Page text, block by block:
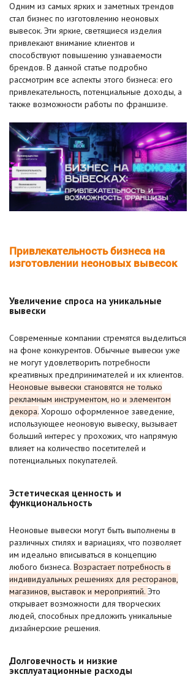
Одним из самых ярких и заметных трендов
стал бизнес по изготовлению неоновых
вывесок. Эти яркие, светящиеся изделия
привлекают внимание клиентов и
способствуют повышению узнаваемости
брендов. В данной статье подробно
рассмотрим все аспекты этого бизнеса: его
привлекательность, потенциальные доходы, а
также возможности работы по франшизе.
Привлекательность бизнеса на
изготовлении неоновых вывесок
Увеличение спроса на уникальные
вывески
Современные компании стремятся выделиться
на фоне конкурентов. Обычные вывески уже
не могут удовлетворить потребности
креативных предпринимателей и их клиентов.
Неоновые вывески становятся не только
рекламным инструментом, но и элементом
декора. Хорошо оформленное заведение,
использующее неоновую вывеску, вызывает
больший интерес у прохожих, что напрямую
влияет на количество посетителей и
потенциальных покупателей.
Эстетическая ценность и
функциональность
Неоновые вывески могут быть выполнены в
различных стилях и вариациях, что позволяет
им идеально вписываться в концепцию
любого бизнеса. Возрастает потребность в
индивидуальных решениях для ресторанов,
магазинов, выставок и мероприятий. Это
открывает возможности для творческих
людей, способных предложить уникальные
дизайнерские решения.
Долговечность и низкие
эксплуатационные расходы